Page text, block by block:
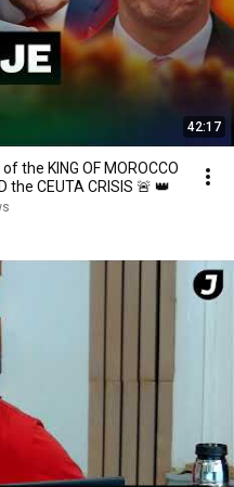
42:17
the KING OF MOROCCO
the CEUTA CRISIS 🚨 👑